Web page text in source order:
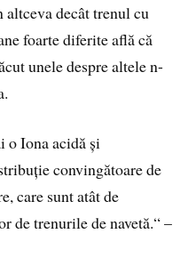
altceva decât trenul cu
foarte diferite află că
unele despre altele n-
o Iona acidă și
convingătoare de
care sunt atât de
de trenurile de navetă.“ –